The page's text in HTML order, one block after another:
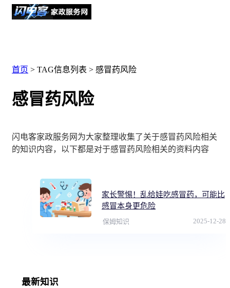
首页 > TAG信息列表 > 感冒药风险
感冒药风险
闪电客家政服务网为大家整理收集了关于感冒药风险相关
的知识内容，以下都是对于感冒药风险相关的资料内容
家长警惕！乱给娃吃感冒药，可能比
感冒本身更危险
保姆知识 2025-12-28
最新知识